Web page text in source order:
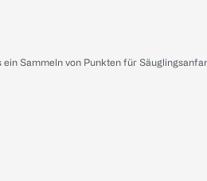
Sammeln von Punkten für